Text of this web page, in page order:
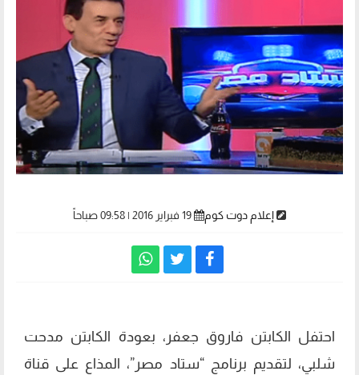
إعلام دوت كوم
احتفل الكابتن فاروق جعفر، بعودة الكابتن مدحت
شلبي، لتقديم برنامج “ستاد مصر”، المذاع على قناة